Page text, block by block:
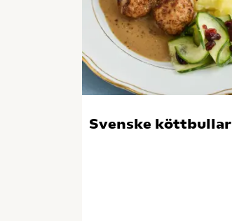
Svenske köttbullar